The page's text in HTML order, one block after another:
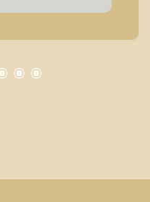
prontos, usados ou